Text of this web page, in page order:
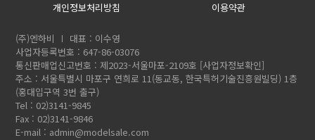
개인정보처리방침
이용약관
(주)엔하비
대표 : 이수영
사업자등록번호 : 647-86-03076
통신판매업신고번호 : 제2023-서울마포-2109호 [사업자정보확인]
주소 : 서울특별시 마포구 연희로 11(동교동, 한국특허기술진흥원빌딩) 1층
(홍대입구역 3번 출구)
Tel : 02)3141-9845
Fax : 02)3141-9846
E-mail : admin@modelsale.com